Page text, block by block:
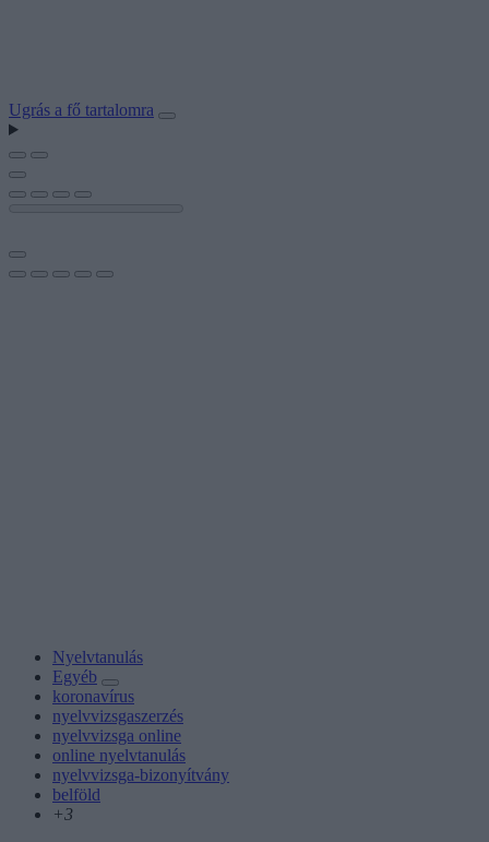
Ugrás a fő tartalomra
Nyelvtanulás
Egyéb
koronavírus
nyelvvizsgaszerzés
nyelvvizsga online
online nyelvtanulás
nyelvvizsga-bizonyítvány
belföld
+3